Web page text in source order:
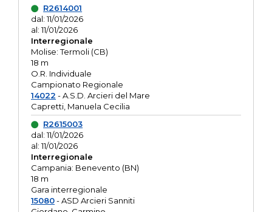
R2614001
dal: 11/01/2026
al: 11/01/2026
Interregionale
Molise: Termoli (CB)
18 m
O.R. Individuale
Campionato Regionale
14022 - A.S.D. Arcieri del Mare
Capretti, Manuela Cecilia
R2615003
dal: 11/01/2026
al: 11/01/2026
Interregionale
Campania: Benevento (BN)
18 m
Gara interregionale
15080- ASD Arcieri Sanniti